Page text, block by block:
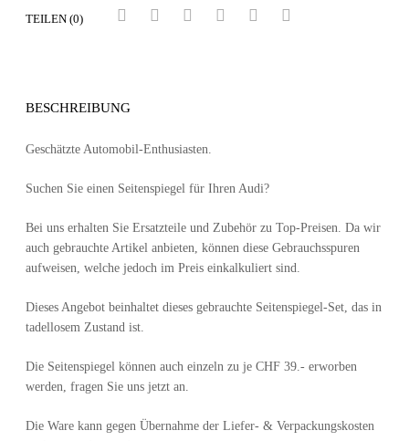
TEILEN (0)
BESCHREIBUNG
Geschätzte Automobil-Enthusiasten.
Suchen Sie einen Seitenspiegel für Ihren Audi?
Bei uns erhalten Sie Ersatzteile und Zubehör zu Top-Preisen. Da wir
auch gebrauchte Artikel anbieten, können diese Gebrauchsspuren
aufweisen, welche jedoch im Preis einkalkuliert sind.
Dieses Angebot beinhaltet dieses gebrauchte Seitenspiegel-Set, das in
tadellosem Zustand ist.
Die Seitenspiegel können auch einzeln zu je CHF 39.- erworben
werden, fragen Sie uns jetzt an.
Die Ware kann gegen Übernahme der Liefer- & Verpackungskosten